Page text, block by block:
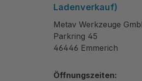
Ladenverkauf)
Metav Werkzeuge
Parkring 45
46446 Emmerich
Öffnungszeiten: